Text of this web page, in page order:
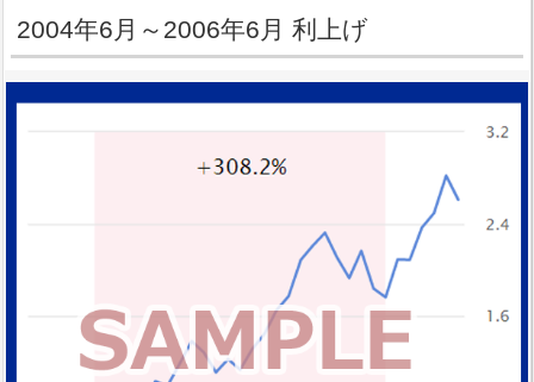
2004年6月～2006年6月 利上げ